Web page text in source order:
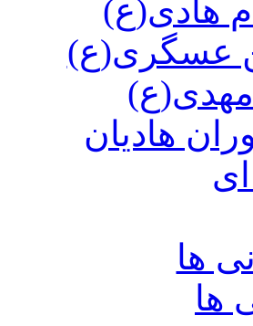
هادی(ع)
عسگری(ع)
هادیان
ها
ها